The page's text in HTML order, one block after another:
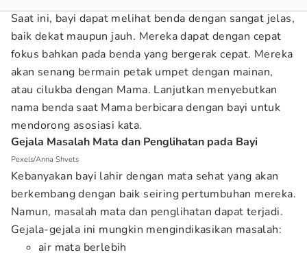
Saat ini, bayi dapat melihat benda dengan sangat jelas,
baik dekat maupun jauh. Mereka dapat dengan cepat
fokus bahkan pada benda yang bergerak cepat. Mereka
akan senang bermain petak umpet dengan mainan,
atau cilukba dengan Mama. Lanjutkan menyebutkan
nama benda saat Mama berbicara dengan bayi untuk
mendorong asosiasi kata.
Gejala Masalah Mata dan Penglihatan pada Bayi
Pexels/Anna Shvets
Kebanyakan bayi lahir dengan mata sehat yang akan
berkembang dengan baik seiring pertumbuhan mereka.
Namun, masalah mata dan penglihatan dapat terjadi.
Gejala-gejala ini mungkin mengindikasikan masalah:
air mata berlebih